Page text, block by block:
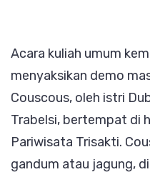
Acara kuliah umum
menyaksikan demo
Couscous, oleh istri
Trabelsi, bertempat di
Pariwisata Trisakti.
gandum atau jagung,